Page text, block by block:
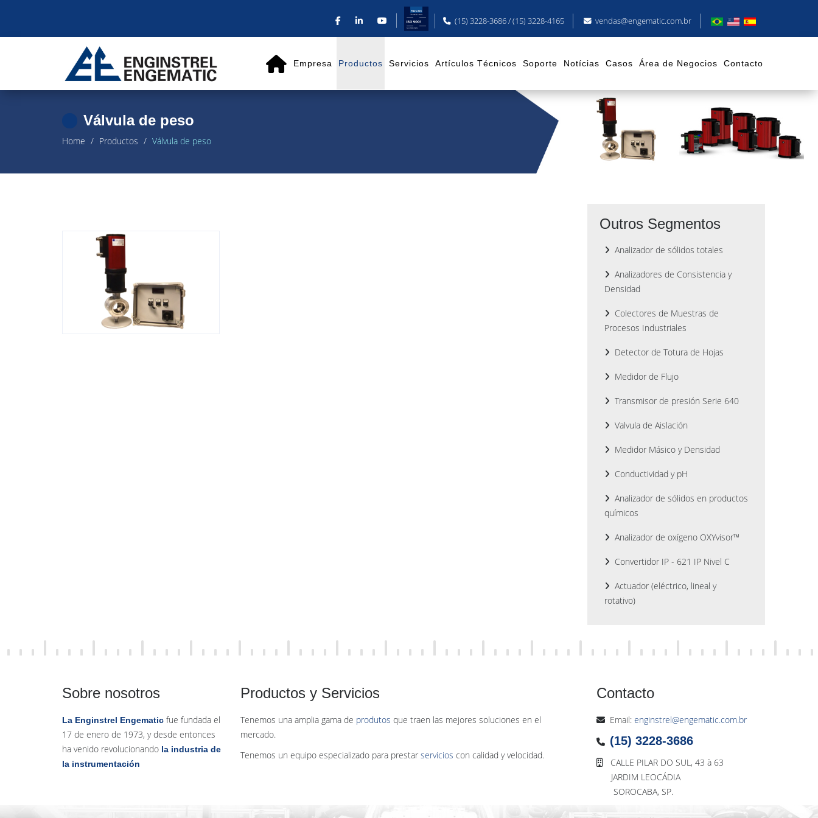
(15) 3228-3686 / (15) 3228-4165 vendas@engematic.com.br
Empresa Productos Servicios Artículos Técnicos Soporte Notícias Casos Área de Negocios Contacto
Válvula de peso
Home Productos Válvula de peso
Outros Segmentos
Analizador de sólidos totales
Analizadores de Consistencia y
Densidad
Colectores de Muestras de
Procesos Industriales
Detector de Totura de Hojas
Medidor de Flujo
Transmisor de presión Serie 640
Valvula de Aislación
Medidor Másico y Densidad
Conductividad y pH
Analizador de sólidos en productos
químicos
Analizador de oxígeno OXYvisor™
Convertidor IP - 621 IP Nivel C
Actuador (eléctrico, lineal y
rotativo)
Sobre nosotros
La Enginstrel Engematic fue fundada el
17 de enero de 1973, y desde entonces
ha venido revolucionando la industria de
la instrumentación
Productos y Servicios
Tenemos una amplia gama de produtos que traen las mejores soluciones en el
mercado.
Tenemos un equipo especializado para prestar servicios con calidad y velocidad.
Contacto
Email: enginstrel@engematic.com.br
(15) 3228-3686
CALLE PILAR DO SUL, 43 à 63
JARDIM LEOCÁDIA
SOROCABA, SP.